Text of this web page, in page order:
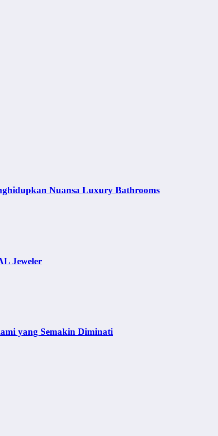
Nuansa Luxury Bathrooms
Jeweler
yang Semakin Diminati